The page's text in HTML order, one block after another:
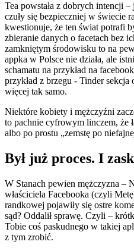
Tea powstała z dobrych intencji
czuły się bezpieczniej w świecie
kwestionuje, że ten świat potrafi
zbieranie danych o facetach bez
zamkniętym środowisku to na
appka w Polsce nie działa, ale
schamatu na przykład na
przykład z brzegu - Tinder sekcja
więcej tak samo.
Niektóre kobiety i mężczyźni
to pachnie cyfrowym linczem, że
albo po prostu „zemstę po
Był już proces. I
W Stanach pewien mężczyzna –
właściciela Facebooka (czyli
randkowej pojawiły się ostre
sąd? Oddalił sprawę. Czyli –
Tobie coś paskudnego w takiej
z tym zrobić.